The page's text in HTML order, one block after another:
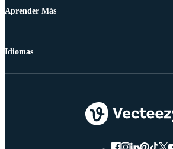
Aprender Más
Idiomas